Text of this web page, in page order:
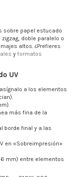
sobre papel estucado
doble paralelo o
altos. ¿Prefieres
y formatos
UV
a los elementos
más fina de la
borde final y a las
en «Sobreimpresión»
mm) entre elementos